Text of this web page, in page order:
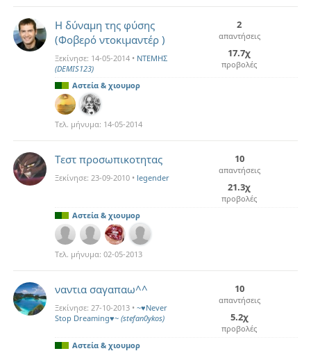
Η δύναμη της φύσης
(Φοβερό ντοκιμαντέρ )
Ξεκίνησε: 14-05-2014 • ΝΤΕΜΗΣ
(DEMIS123)
2
απαντήσεις
17.7χ
προβολές
Αστεία & χιουμορ
Τελ. μήνυμα: 14-05-2014
Τεστ προσωπικοτητας
Ξεκίνησε: 23-09-2010 • legender
10
απαντήσεις
21.3χ
προβολές
Αστεία & χιουμορ
Τελ. μήνυμα: 02-05-2013
ναντια σαγαπαω^^
Ξεκίνησε: 27-10-2013 • ~♥Never
Stop Dreaming♥~ (stefan0ykos)
10
απαντήσεις
5.2χ
προβολές
Αστεία & χιουμορ